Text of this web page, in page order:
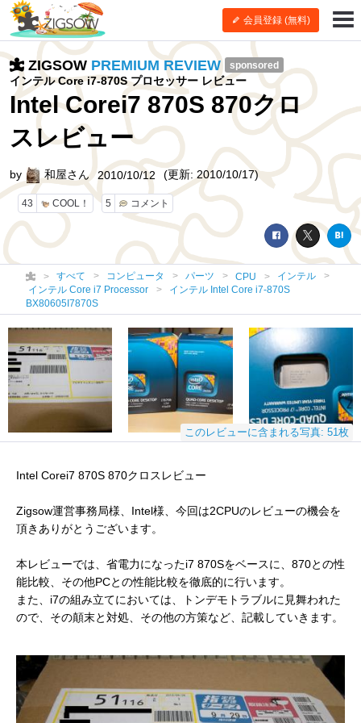
会員登録 (無料)
ZIGSOW PREMIUM REVIEW sponsored
インテル Core i7-870S プロセッサー レビュー
Intel Corei7 870S 870クロ
スレビュー
43 COOL！ 5 コメント
by 和屋さん 2010/10/12 (更新: 2010/10/17)
すべて コンピュータ パーツ CPU
インテル
インテル Core i7 Processor
インテル Intel Core i7-870S
BX80605I7870S
このレビューに含まれる写真: 51枚
Intel Corei7 870S 870クロスレビュー
Zigsow運営事務局様、Intel様、今回は2CPUのレビューの機会を
頂きありがとうございます。
本レビューでは、省電力になったi7 870Sをベースに、870との性
能比較、その他PCとの性能比較を徹底的に行います。
また、i7の組み立てにおいては、トンデモトラブルに見舞われた
ので、その顛末と対処、その他の方策など、記載していきます。